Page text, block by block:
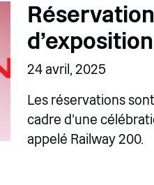
24 avril, 2025
Les réservations
cadre d'une
appelé Railway 200.